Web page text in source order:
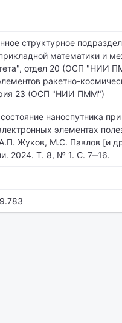
структурное
математики и
отдел 20 (ОСП "НИИ
ракетно-
23 (ОСП "НИИ ПММ")
наноспутника
элементах
Жуков, М.С. Павлов [и
2024. Т. 8, № 1. С. 7‒16.